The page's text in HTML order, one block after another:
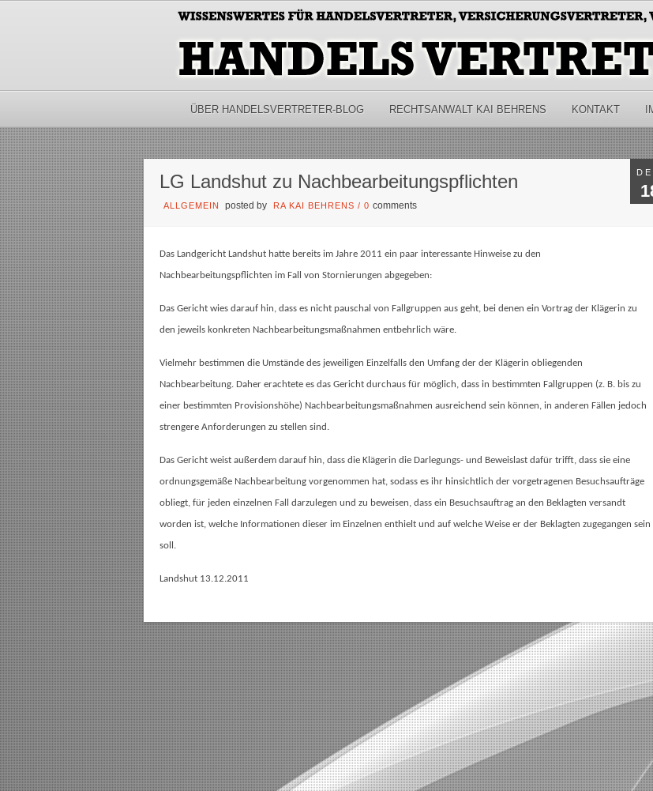
ÜBER HANDELSVERTRETER-BLOG RECHTSANWALT KAI BEHRENS KONTAKT
LG Landshut zu Nachbearbeitungspflichten
ALLGEMEIN posted by RA KAI BEHRENS /0comments
Das Landgericht Landshut hatte bereits im Jahre 2011 ein paar interessante Hinweise zu den
Nachbearbeitungspflichten im Fall von Stornierungen abgegeben:
Das Gericht wies darauf hin, dass es nicht pauschal von Fallgruppen aus geht, bei denen ein Vortrag der Klägerin zu
den jeweils konkreten Nachbearbeitungsmaßnahmen entbehrlich wäre.
Vielmehr bestimmen die Umstände des jeweiligen Einzelfalls den Umfang der der Klägerin obliegenden
Nachbearbeitung. Daher erachtete es das Gericht durchaus für möglich, dass in bestimmten Fallgruppen (z. B. bis zu
einer bestimmten Provisionshöhe) Nachbearbeitungsmaßnahmen ausreichend sein können, in anderen Fällen jedoch
strengere Anforderungen zu stellen sind.
Das Gericht weist außerdem darauf hin, dass die Klägerin die Darlegungs- und Beweislast dafür trifft, dass sie eine
ordnungsgemäße Nachbearbeitung vorgenommen hat, sodass es ihr hinsichtlich der vorgetragenen Besuchsaufträge
obliegt, für jeden einzelnen Fall darzulegen und zu beweisen, dass ein Besuchsauftrag an den Beklagten versandt
worden ist, welche Informationen dieser im Einzelnen enthielt und auf welche Weise er der Beklagten zugegangen sein
soll.
Landshut 13.12.2011